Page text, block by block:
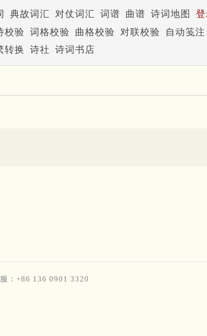
典故词汇 对仗词汇 词谱 曲谱 诗词地图
校验 词格校验 曲格校验 对联校验
自动笺注
转换 诗社 诗词书店
：+86 136 0901 3320